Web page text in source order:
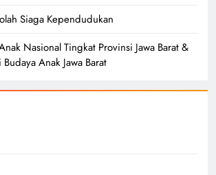
Siaga Kependudukan
Nasional Tingkat Provinsi Jawa Barat &
Budaya Anak Jawa Barat